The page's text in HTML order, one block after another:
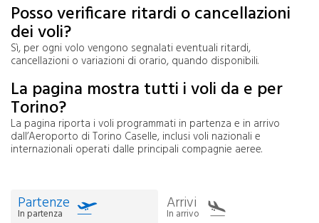
Posso verificare ritardi o cancellazioni
dei voli?
Sì, per ogni volo vengono segnalati eventuali ritardi,
cancellazioni o variazioni di orario, quando disponibili.
La pagina mostra tutti i voli da e per
Torino?
La pagina riporta i voli programmati in partenza e in arrivo
dall’Aeroporto di Torino Caselle, inclusi voli nazionali e
internazionali operati dalle principali compagnie aeree.
Partenze
In partenza Arrivi
In arrivo